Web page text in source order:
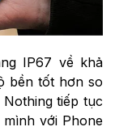
IP67 về khả
bền tốt hơn so
tiếp tục
với Phone